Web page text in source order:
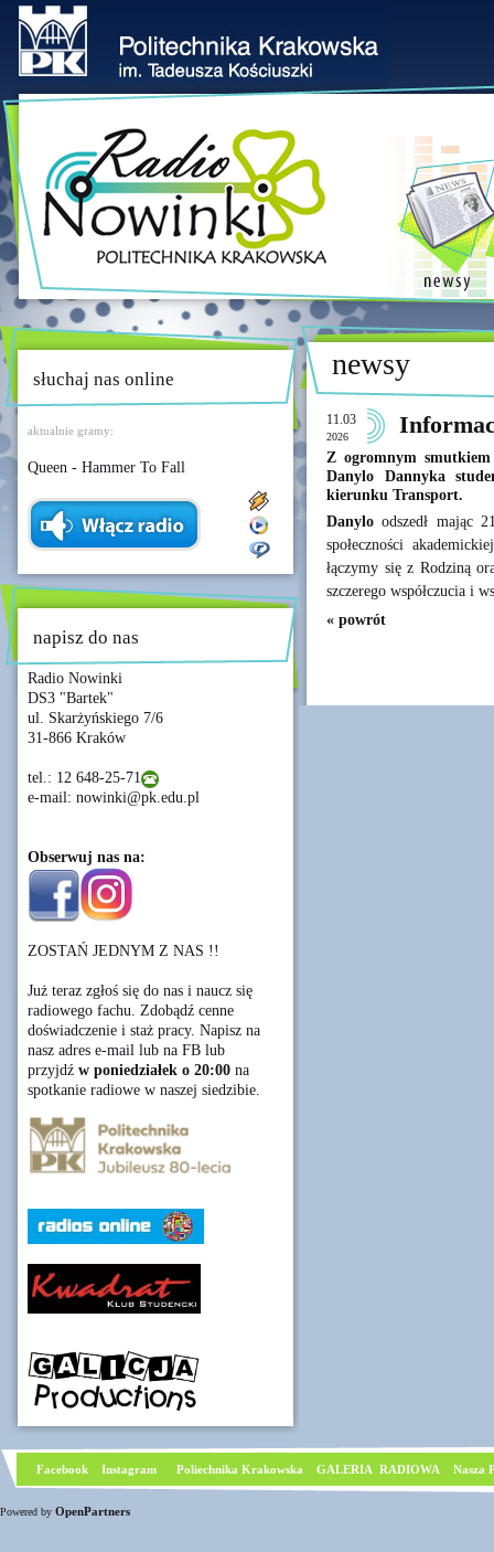
słuchaj nas online
aktualnie gramy:
Queen - Hammer To Fall
napisz do nas
Radio Nowinki
DS3 "Bartek"
ul. Skarżyńskiego 7/6
31-866 Kraków
tel.: 12 648-25-71
e-mail: nowinki@pk.edu.pl
Obserwuj nas na:
ZOSTAŃ JEDNYM Z NAS !!
Już teraz zgłoś się do nas i naucz się
radiowego fachu. Zdobądź cenne
doświadczenie i staż pracy. Napisz na
nasz adres e-mail lub na FB lub
przyjdź w poniedziałek o 20:00 na
spotkanie radiowe w naszej siedzibie.
newsy
11.03
2026
Z ogromnym
Danylo Dannyka
kierunku Transport.
Danylo odszedł mając
społeczności
łączymy się z Rodziną
szczerego współczucia i
« powrót
Facebook Instagram Poliechnika Krakowska GALERIA RADIOWA Nasza
Powered by OpenPartners